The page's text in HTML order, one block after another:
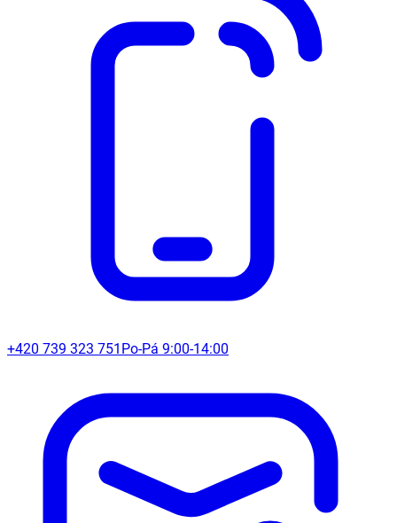
+420 739 323 751 Po-Pá 9:00-14:00